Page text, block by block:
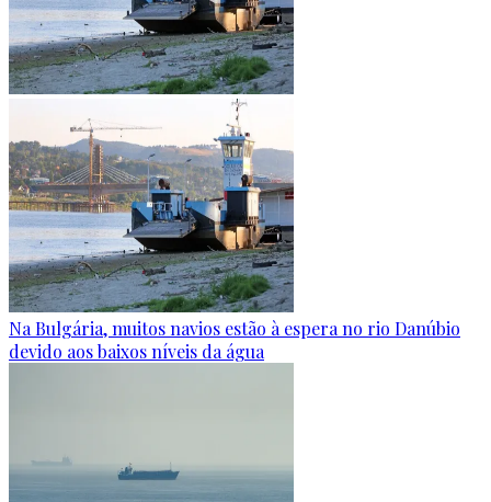
Na Bulgária, muitos navios estão à espera no rio Danúbio
devido aos baixos níveis da água